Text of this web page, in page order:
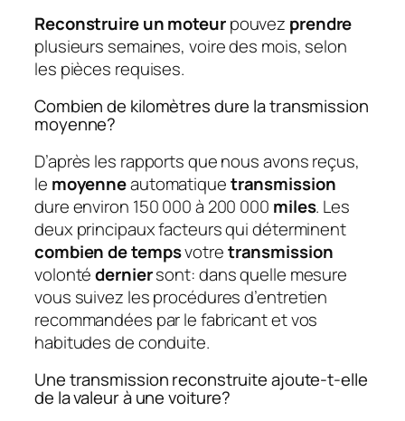
Reconstruire un moteurpouvez prendre
plusieurs semaines, voire des mois, selon
les pièces requises.
Combien de kilomètres dure la transmission
moyenne?
D’après les rapports que nous avons reçus,
le moyenneautomatiquetransmission
dure environ 150 000 à 200 000 miles. Les
deux principaux facteurs qui déterminent
combien de tempsvotretransmission
volontéderniersont: dans quelle mesure
vous suivez les procédures d’entretien
recommandées par le fabricant et vos
habitudes de conduite.
Une transmission reconstruite ajoute-t-elle
de la valeur à une voiture?